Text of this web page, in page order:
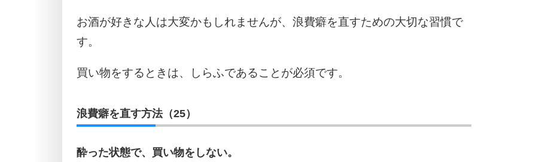
お酒が好きな人は大変かもしれませんが、浪費癖を直すための大切な習慣で
す。
買い物をするときは、しらふであることが必須です。
浪費癖を直す方法（25）
酔った状態で、買い物をしない。